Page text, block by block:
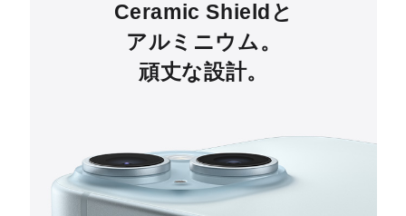
Ceramic Shieldと
アルミニウム。
頑丈な設計。